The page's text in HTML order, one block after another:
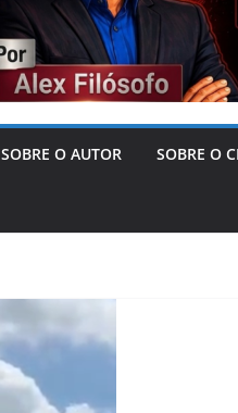
SOBRE O AUTOR SOBRE O